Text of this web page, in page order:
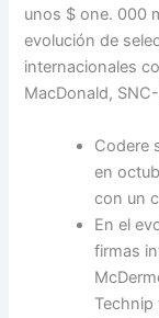
unos $ one. 000
evolución de
internacionales
MacDonald,
Codere
en
con un
En el
firmas
Technip